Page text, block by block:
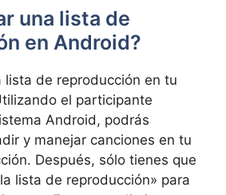
una lista de
en Android?
lista de reproducción en tu
el participante
Android, podrás
y manejar canciones en tu
Después, sólo tienes que
lista de reproducción» para